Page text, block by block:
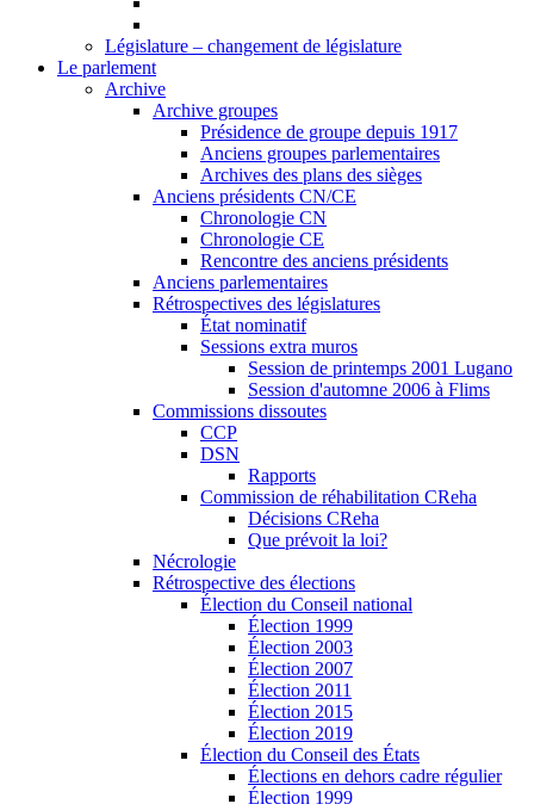
Législature – changement de législature
Le parlement
Archive
Archive groupes
Présidence de groupe depuis 1917
Anciens groupes parlementaires
Archives des plans des sièges
Anciens présidents CN/CE
Chronologie CN
Chronologie CE
Rencontre des anciens présidents
Anciens parlementaires
Rétrospectives des législatures
État nominatif
Sessions extra muros
Session de printemps 2001 Lugano
Session d'automne 2006 à Flims
Commissions dissoutes
CCP
DSN
Rapports
Commission de réhabilitation CReha
Décisions CReha
Que prévoit la loi?
Nécrologie
Rétrospective des élections
Élection du Conseil national
Élection 1999
Élection 2003
Élection 2007
Élection 2011
Élection 2015
Élection 2019
Élection du Conseil des États
Élections en dehors cadre régulier
Élection 1999